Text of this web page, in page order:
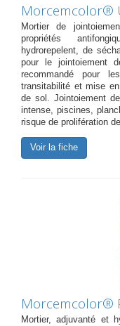
Morcemcolor®
Mortier de
propriétés
hydrorepelent, de
pour le jointoiement
recommandé pour
transitabilité et mise
de sol. Jointoiement
intense, piscines,
risque de prolifération
Voir la fiche
Morcemcolor®
Mortier, adjuvanté et